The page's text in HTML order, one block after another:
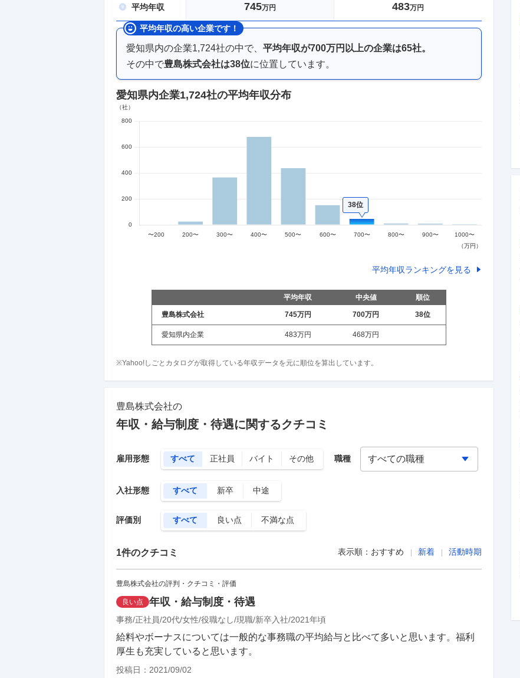
平均年収 745万円 483万円
平均年収の高い企業です！
愛知県内の企業1,724社の中で、 平均年収が700万円以上の企業は65社。
その中で豊島株式会社は38位に位置しています。
愛知県内企業1,724社の平均年収分布
38位
平均年収ランキングを見る
平均年収 中央値 順位
豊島株式会社 745万円 700万円 38位
愛知県内企業 483万円 468万円
※Yahoo!しごとカタログが取得している年収データを元に順位を算出しています。
豊島株式会社の
年収・給与制度・待遇に関するクチコミ
雇用形態 すべて 正社員 バイト その他
入社形態 すべて 新卒 中途
評価別 すべて 良い点 不満な点
職種
1件のクチコミ 表示順： おすすめ 新着 活動時期
豊島株式会社の評判・クチコミ・評価
良い点 年収・給与制度・待遇
事務 正社員 20代 女性 役職なし 現職 新卒入社 2021年頃
給料やボーナスについては一般的な事務職の平均給与と比べて多いと思います。福利
厚生も充実していると思います。
投稿日： 2021/09/02